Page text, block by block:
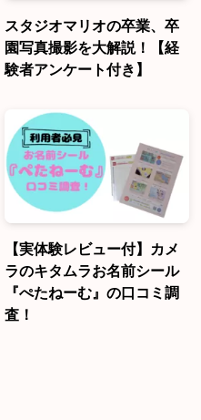
スタジオマリオの卒業、卒
園写真撮影を大解説！【経
験者アンケート付き】
【実体験レビュー付】カメ
ラのキタムラお名前シール
『ぺたねーむ』の口コミ調
査！